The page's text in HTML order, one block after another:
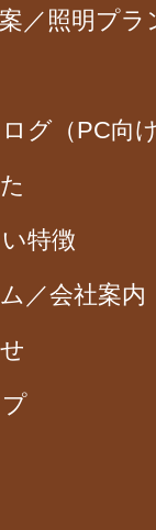
／照明プラ
グ（PC向け
特徴
／会社案内